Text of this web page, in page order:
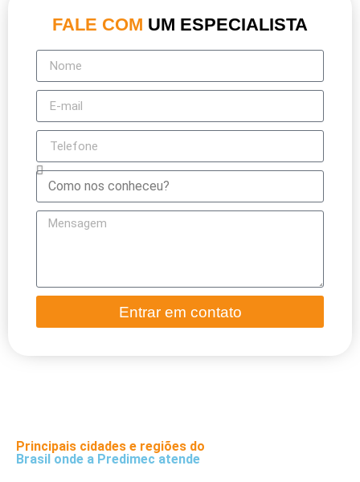
FALE COM UM ESPECIALISTA
Entrar em contato
Principais cidades e regiões do
Brasil onde a Predimec atende